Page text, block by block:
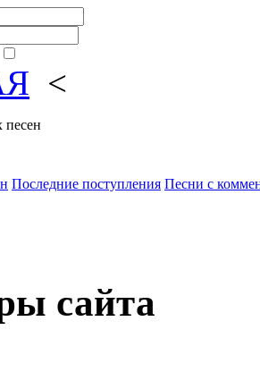
<
песен
Последние поступления Песни с
сайта